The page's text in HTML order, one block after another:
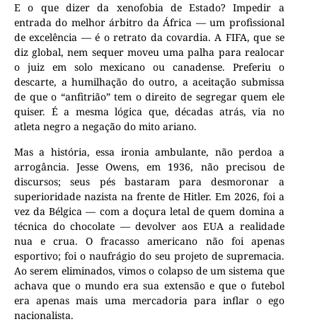
E o que dizer da xenofobia de Estado? Impedir a
entrada do melhor árbitro da África — um profissional
de excelência — é o retrato da covardia. A FIFA, que se
diz global, nem sequer moveu uma palha para realocar
o juiz em solo mexicano ou canadense. Preferiu o
descarte, a humilhação do outro, a aceitação submissa
de que o “anfitrião” tem o direito de segregar quem ele
quiser. É a mesma lógica que, décadas atrás, via no
atleta negro a negação do mito ariano.
Mas a história, essa ironia ambulante, não perdoa a
arrogância. Jesse Owens, em 1936, não precisou de
discursos; seus pés bastaram para desmoronar a
superioridade nazista na frente de Hitler. Em 2026, foi a
vez da Bélgica — com a doçura letal de quem domina a
técnica do chocolate — devolver aos EUA a realidade
nua e crua. O fracasso americano não foi apenas
esportivo; foi o naufrágio do seu projeto de supremacia.
Ao serem eliminados, vimos o colapso de um sistema que
achava que o mundo era sua extensão e que o futebol
era apenas mais uma mercadoria para inflar o ego
nacionalista.